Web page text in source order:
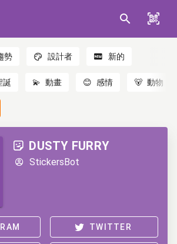
勢 設計者 新的
誕 💫 動畫 😊 感情 🐻 動物
DUSTY FURRY
StickersBot
TWITTER